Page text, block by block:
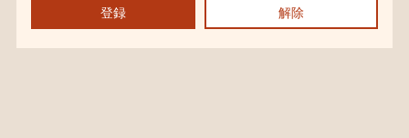
登録 解除